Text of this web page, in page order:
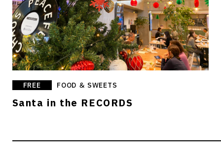
FREE FOOD ＆ SWEETS
Santa in the RECORDS